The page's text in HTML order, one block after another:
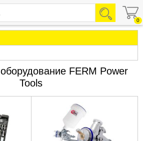
0
FERM Power
Tools